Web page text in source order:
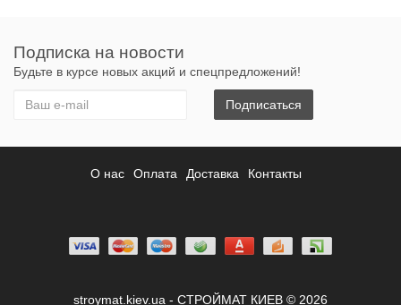
Подписка на новости
Будьте в курсе новых акций и спецпредложений!
Подписаться
О нас Оплата Доставка Контакты
stroymat.kiev.ua - СТРОЙМАТ КИЕВ © 2026